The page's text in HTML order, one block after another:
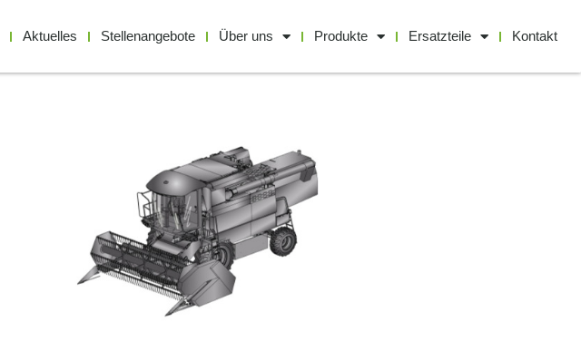
Aktuelles Stellenangebote Über uns Produkte Ersatzteile Kontakt